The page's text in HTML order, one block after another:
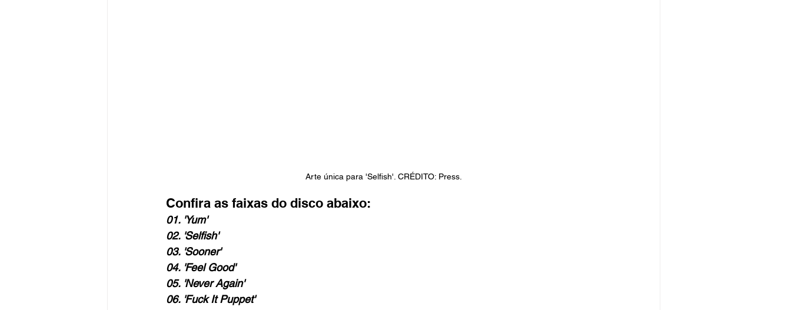
Arte única para 'Selfish'. CRÉDITO: Press.
Confira as faixas do disco abaixo:
01. 'Yum'
02. 'Selfish'
03. 'Sooner'
04. 'Feel Good'
05. 'Never Again'
06. 'Fuck It Puppet'